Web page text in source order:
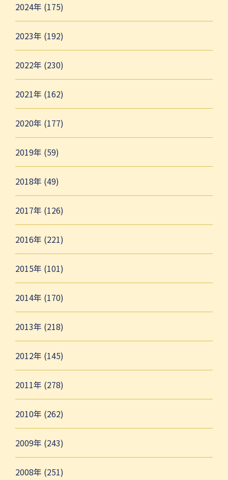
2024年 (175)
2023年 (192)
2022年 (230)
2021年 (162)
2020年 (177)
2019年 (59)
2018年 (49)
2017年 (126)
2016年 (221)
2015年 (101)
2014年 (170)
2013年 (218)
2012年 (145)
2011年 (278)
2010年 (262)
2009年 (243)
2008年 (251)